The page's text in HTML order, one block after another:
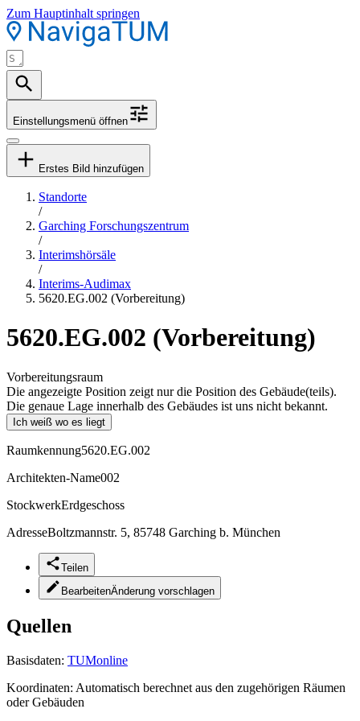
Zum Hauptinhalt springen
Einstellungsmenü öffnen
Erstes Bild hinzufügen
Standorte
/
Garching Forschungszentrum
/
Interimshörsäle
/
Interims-Audimax
5620.EG.002 (Vorbereitung)
5620.EG.002 (Vorbereitung)
Vorbereitungsraum
Die angezeigte Position zeigt nur die Position des Gebäude(teils).
Die genaue Lage innerhalb des Gebäudes ist uns nicht bekannt.
Ich weiß wo es liegt
Raumkennung5620.EG.002
Architekten-Name002
StockwerkErdgeschoss
AdresseBoltzmannstr. 5, 85748 Garching b. München
Teilen
BearbeitenÄnderung vorschlagen
Quellen
Basisdaten: TUMonline
Koordinaten: Automatisch berechnet aus den zugehörigen Räumen
oder Gebäuden